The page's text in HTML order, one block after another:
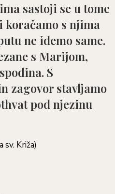
sastoji se u tome
koračamo s njima
ne idemo same.
s Marijom,
S
zagovor stavljamo
pod njezinu
sv. Križa)